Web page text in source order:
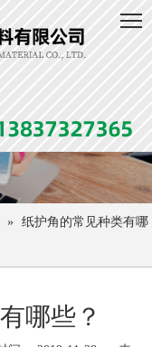
» 纸护角的常见种类有哪
哪些？